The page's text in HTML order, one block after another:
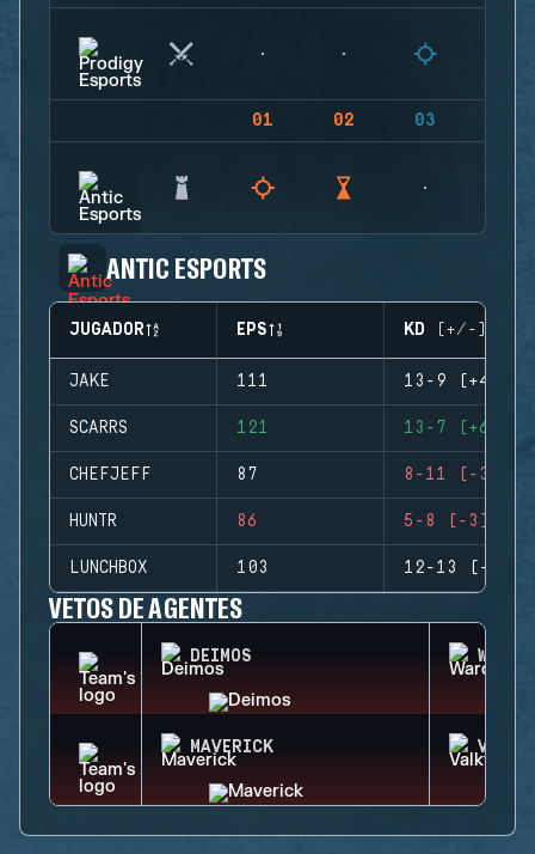
01 02 03
ANTIC ESPORTS
JUGADOR EPS KD (+/-)
JAKE 111 13-9 (+4)
SCARRS 121 13-7 (+6)
CHEFJEFF 87 8-11 (-3)
HUNTR 86 5-8 (-3)
LUNCHBOX 103 12-13 (-1)
VETOS DE AGENTES
DEIMOS
MAVERICK